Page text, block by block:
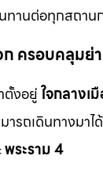
ทานต่อทุกสถา
ก ครอบคลุม
ตั้งอยู่ใจกลางเ
ารถเดินทางมา
พระราม 4